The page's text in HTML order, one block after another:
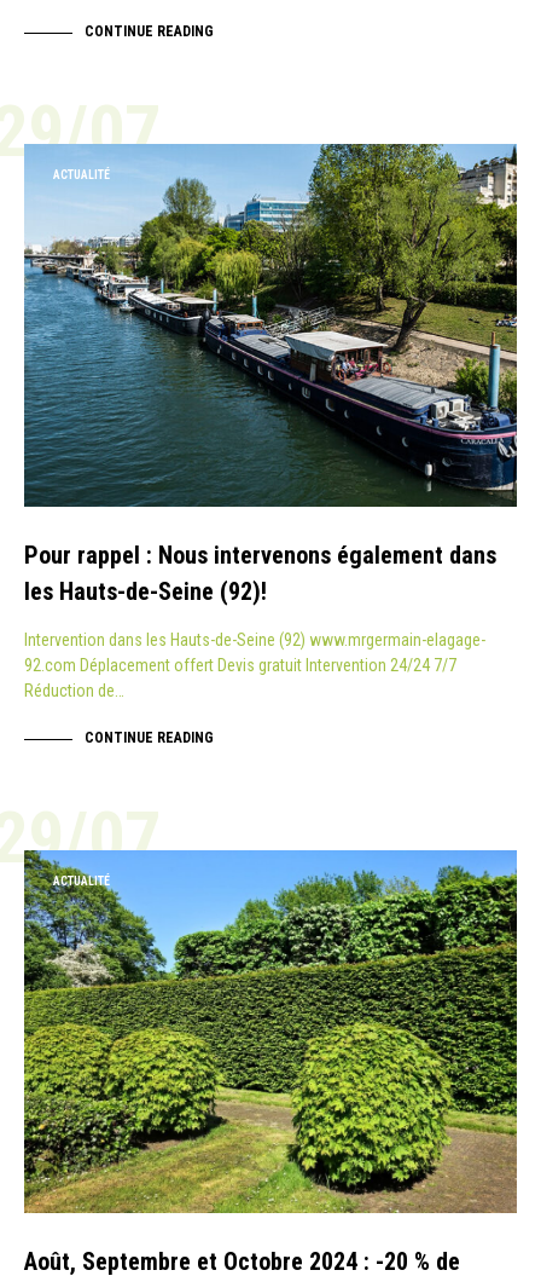
CONTINUE READING
07
ACTUALITÉ
Pour rappel : Nous intervenons également dans
les Hauts-de-Seine (92)!
Intervention dans les Hauts-de-Seine (92) www.mrgermain-elagage-
92.com Déplacement offert Devis gratuit Intervention 24/24 7/7
Réduction de…
CONTINUE READING
07
ACTUALITÉ
Août, Septembre et Octobre 2024 : -20 % de